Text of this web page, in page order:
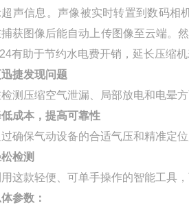
超声信息。声像被实时转置到数码相
获图像后能自动上传图像至云端。
有助于节约水电费开销，延长压缩机
迅捷发现问题
测压缩空气泄漏、局部放电和电晕
低成本，提高可靠性
确保气动设备的合适气压和精准定
检测
这款轻便、可单手操作的智能工具
参数：